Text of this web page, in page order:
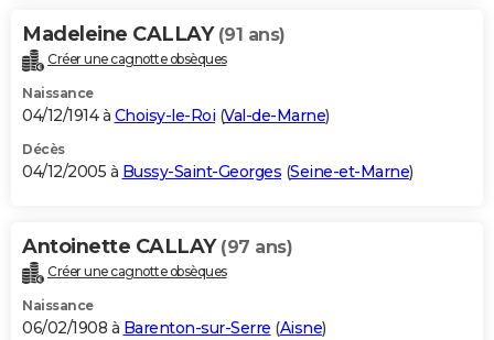
Madeleine CALLAY (91 ans)
Créer une cagnotte obsèques
Naissance
04/12/1914 à Choisy-le-Roi (Val-de-Marne)
Décès
04/12/2005 à Bussy-Saint-Georges (Seine-et-Marne)
Antoinette CALLAY (97 ans)
Créer une cagnotte obsèques
Naissance
06/02/1908 à Barenton-sur-Serre (Aisne)